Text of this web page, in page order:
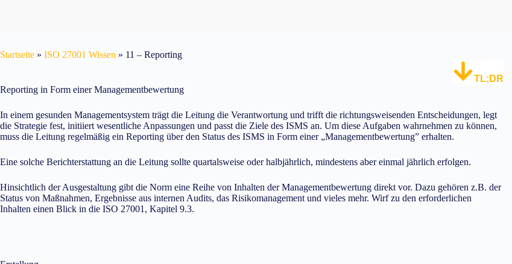
Startseite » ISO 27001 Wissen » 11 – Reporting
TL;DR
Reporting in Form einer Managementbewertung
In einem gesunden Managementsystem trägt die Leitung die Verantwortung und trifft die richtungsweisenden Entscheidungen, legt
die Strategie fest, initiiert wesentliche Anpassungen und passt die Ziele des ISMS an. Um diese Aufgaben wahrnehmen zu können,
muss die Leitung regelmäßig ein Reporting über den Status des ISMS in Form einer „Managementbewertung” erhalten.
Eine solche Berichterstattung an die Leitung sollte quartalsweise oder halbjährlich, mindestens aber einmal jährlich erfolgen.
Hinsichtlich der Ausgestaltung gibt die Norm eine Reihe von Inhalten der Managementbewertung direkt vor. Dazu gehören z.B. der
Status von Maßnahmen, Ergebnisse aus internen Audits, das Risikomanagement und vieles mehr. Wirf zu den erforderlichen
Inhalten einen Blick in die ISO 27001, Kapitel 9.3.